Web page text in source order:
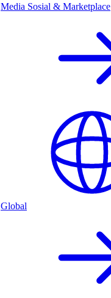
Media Sosial & Marketplace
Global